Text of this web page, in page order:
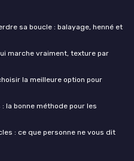
sa boucle : balayage, henné et
marche vraiment, texture par
la meilleure option pour
la bonne méthode pour les
: ce que personne ne vous dit